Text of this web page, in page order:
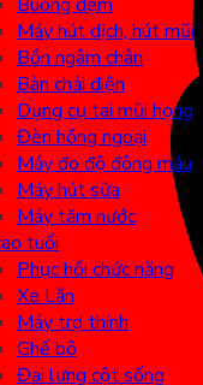
Máy hút dịch, hút mũi
Bồn ngâm chân
Bàn chải điện
Dụng cụ tai mũi họng
Đèn hồng ngoại
Máy đo độ đông máu
Máy hút sữa
Máy tăm nước
tuổi
Phục hồi chức năng
Xe Lăn
Máy trợ thính
Ghế bô
Đai lưng cột sống